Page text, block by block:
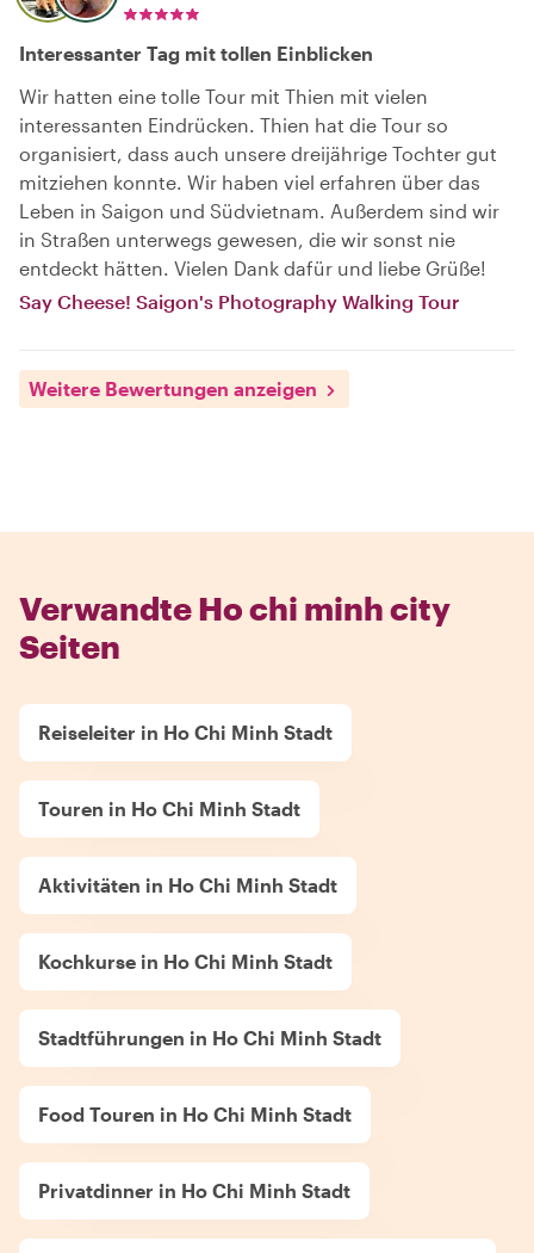
Interessanter Tag mit tollen Einblicken
Wir hatten eine tolle Tour mit Thien mit vielen
interessanten Eindrücken. Thien hat die Tour so
organisiert, dass auch unsere dreijährige Tochter gut
mitziehen konnte. Wir haben viel erfahren über das
Leben in Saigon und Südvietnam. Außerdem sind wir
in Straßen unterwegs gewesen, die wir sonst nie
entdeckt hätten. Vielen Dank dafür und liebe Grüße!
Say Cheese! Saigon's Photography Walking Tour
Weitere Bewertungen anzeigen
Verwandte Ho chi minh city
Seiten
Reiseleiter in Ho Chi Minh Stadt
Touren in Ho Chi Minh Stadt
Aktivitäten in Ho Chi Minh Stadt
Kochkurse in Ho Chi Minh Stadt
Stadtführungen in Ho Chi Minh Stadt
Food Touren in Ho Chi Minh Stadt
Privatdinner in Ho Chi Minh Stadt